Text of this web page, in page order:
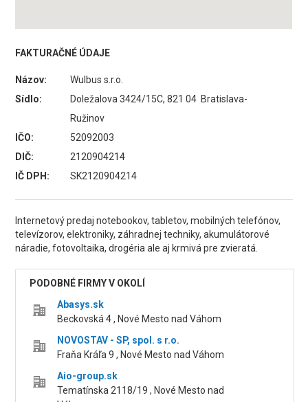
FAKTURAČNÉ ÚDAJE
Názov:
Wulbus s.r.o.
Sídlo:
Doležalova 3424/15C, 821 04 Bratislava-
Ružinov
IČO:
52092003
DIČ:
2120904214
IČ DPH:
SK2120904214
Internetový predaj notebookov, tabletov, mobilných telefónov,
televízorov, elektroniky, záhradnej techniky, akumulátorové
náradie, fotovoltaika, drogéria ale aj krmivá pre zvieratá.
PODOBNÉ FIRMY V OKOLÍ
Abasys.sk
Beckovská 4 , Nové Mesto nad Váhom
NOVOSTAV - SP, spol. s r.o.
Fraňa Kráľa 9 , Nové Mesto nad Váhom
Aio-group.sk
Tematínska 2118/19 , Nové Mesto nad